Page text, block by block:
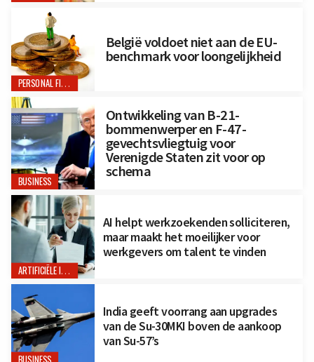
PERSONAL FINANCE
België voldoet niet aan de EU-
benchmark voor loongelijkheid
BUSINESS
Ontwikkeling van B-21-
bommenwerper en F-47-
gevechtsvliegtuig voor
Verenigde Staten zit voor op
schema
ARTIFICIËLE INTELLIGENTIE
AI helpt werkzoekenden solliciteren,
maar maakt het moeilijker voor
werkgevers om talent te vinden
India geeft voorrang aan upgrades
van de Su-30MKI boven de aankoop
van Su-57’s